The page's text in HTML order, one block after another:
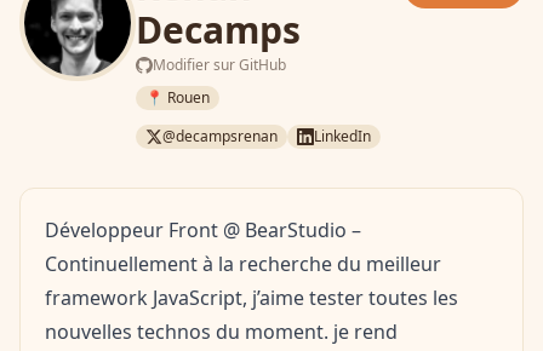
Decamps
Modifier sur GitHub
📍 Rouen
@decampsrenan
LinkedIn
Développeur Front @ BearStudio –
Continuellement à la recherche du meilleur
framework JavaScript, j’aime tester toutes les
nouvelles technos du moment. je rend